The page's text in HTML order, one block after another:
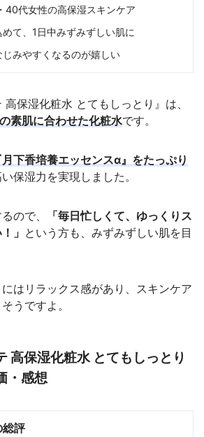
40代女性の高保湿スキンケア
て、1日中みずみずしい肌に
みやすくなるのが嬉しい
高保湿化粧水 とてもしっとり』は、
素肌に合わせた化粧水です。
下香培養エッセンスα』をたっぷり
保湿力を実現しました。
ので、
「毎日忙しくて、ゆっくりス
」 という方も、みずみずしい肌を目
はリラックス感があり、スキンケア
うですよ。
高保湿化粧水 とてもしっとり
・感想
総評